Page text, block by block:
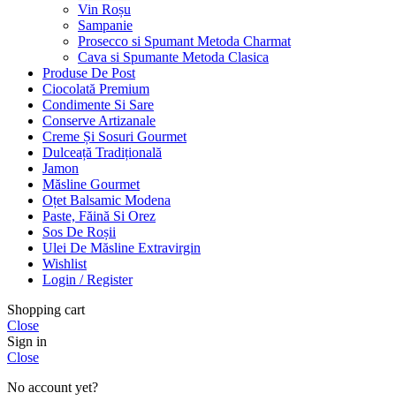
Vin Roșu
Sampanie
Prosecco si Spumant Metoda Charmat
Cava si Spumante Metoda Clasica
Produse De Post
Ciocolată Premium
Condimente Si Sare
Conserve Artizanale
Creme Și Sosuri Gourmet
Dulceață Tradițională
Jamon
Măsline Gourmet
Oțet Balsamic Modena
Paste, Făină Si Orez
Sos De Roșii
Ulei De Măsline Extravirgin
Wishlist
Login / Register
Shopping cart
Close
Sign in
Close
No account yet?